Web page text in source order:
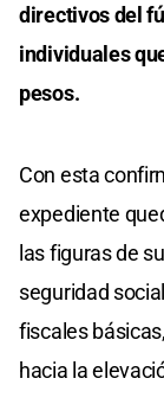
directivos del
individuales
pesos.
Con esta
expediente
las figuras de
seguridad
fiscales
hacia la